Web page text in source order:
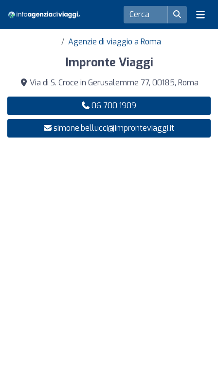
Agenzie di viaggio a Roma
Impronte Viaggi
Via di S. Croce in Gerusalemme 77, 00185, Roma
06 700 1909
simone.bellucci@impronteviaggi.it